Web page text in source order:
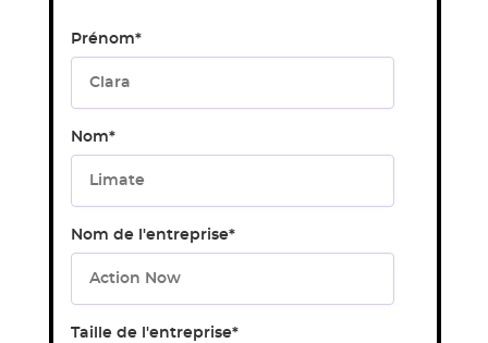
Prénom*
Nom*
Nom de l'entreprise*
Taille de l'entreprise*